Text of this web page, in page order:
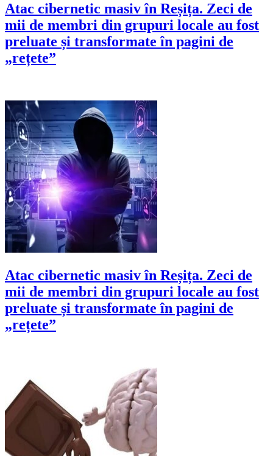
Atac cibernetic masiv în Reșița. Zeci de
mii de membri din grupuri locale au fost
preluate și transformate în pagini de
„rețete”
Atac cibernetic masiv în Reșița. Zeci de
mii de membri din grupuri locale au fost
preluate și transformate în pagini de
„rețete”